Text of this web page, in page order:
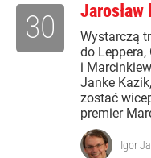
Wystarczą
do Leppera,
i
Janke
zostać
premier
30
Igor